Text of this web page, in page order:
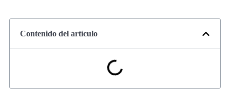
Contenido del artículo